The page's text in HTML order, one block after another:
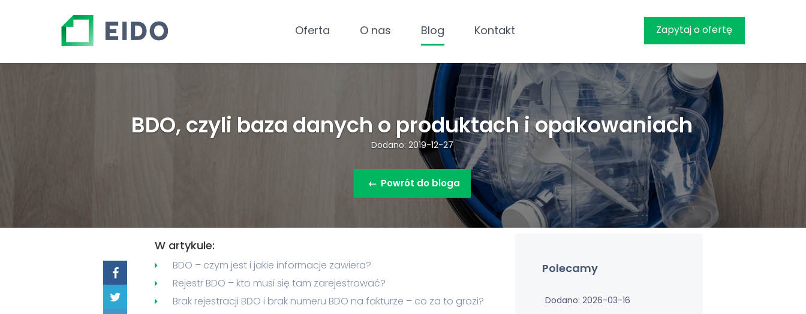
Zapytaj o ofertę
Oferta O nas Blog Kontakt
BDO, czyli baza danych o produktach i opakowaniach
Dodano: 2019-12-27
← Powrót do bloga
W artykule:
BDO – czym jest i jakie informacje zawiera?
Rejestr BDO – kto musi się tam zarejestrować?
Brak rejestracji BDO i brak numeru BDO na fakturze – co za to grozi?
Polecamy
Dodano: 2026-03-16